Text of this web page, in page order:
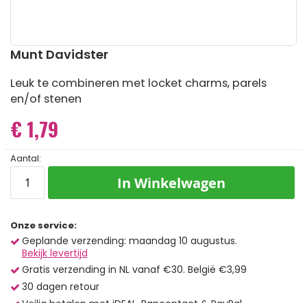
Ga
het
begin
van
afbeeldingen-
gallerij
Munt Davidster
Leuk te combineren met locket charms, parels
en/of stenen
€ 1,79
Aantal:
In Winkelwagen
Onze service:
Geplande verzending: maandag 10 augustus.
Bekijk levertijd
Gratis verzending in NL vanaf €30. België €3,99
30 dagen retour